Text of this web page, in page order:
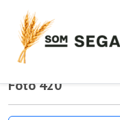
Foto 420